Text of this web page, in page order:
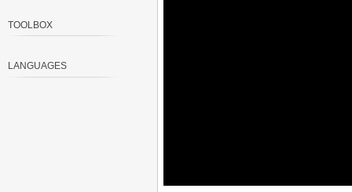
TOOLBOX
LANGUAGES